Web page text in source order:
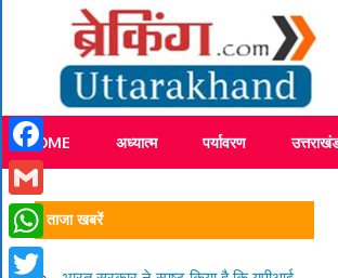
content
Breaking News Uttarakhand
HOME अध्यात्म पर्यावरण
ताजा खबरें
Facebook
Gmail
WhatsApp